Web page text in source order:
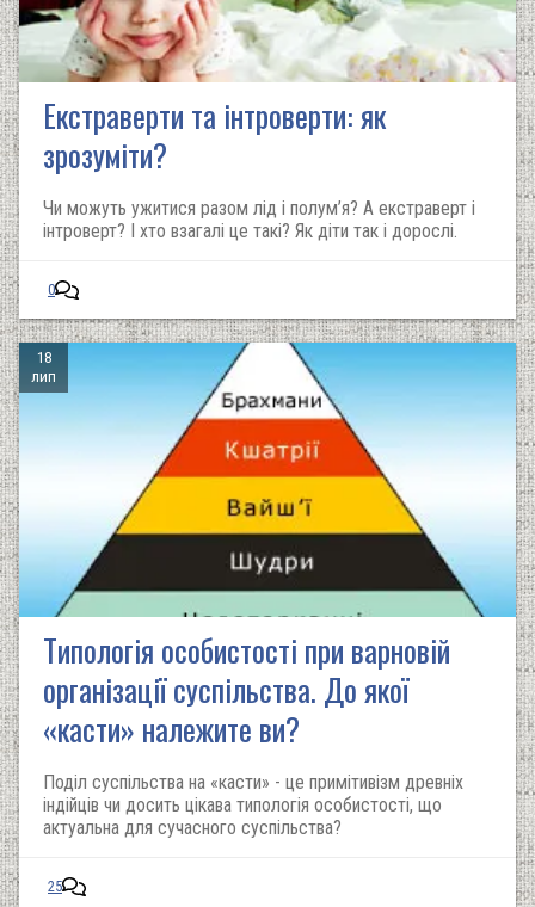
Екстраверти та інтроверти: як
зрозуміти?
Чи можуть ужитися разом лід і полум’я? А екстраверт і
інтроверт? І хто взагалі це такі? Як діти так і дорослі.
0
18
лип
Типологія особистості при варновій
організації суспільства. До якої
«касти» належите ви?
Поділ суспільства на «касти» - це примітивізм древніх
індійців чи досить цікава типологія особистості, що
актуальна для сучасного суспільства?
25